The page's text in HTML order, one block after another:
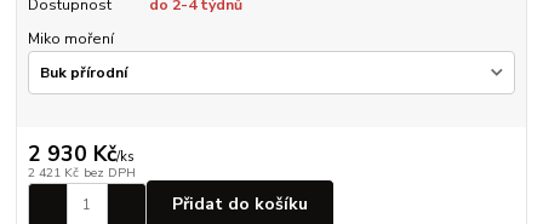
Dostupnost
do 2-4 týdnů
Miko moření
2 930 Kč/ks
2 421 Kč bez DPH
Přidat do košíku